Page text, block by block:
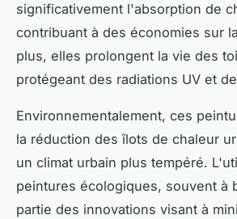
significativement l'absorption de
contribuant à des économies sur
plus, elles prolongent la vie des
protégeant des radiations UV et
Environnementalement, ces
la réduction des îlots de chaleur
un climat urbain plus tempéré.
peintures écologiques, souvent à
partie des innovations visant à